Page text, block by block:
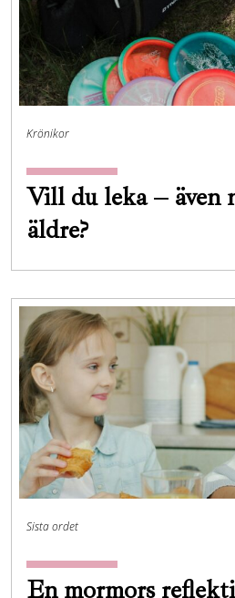
Krönikor
Vill du leka – även
äldre?
Sista ordet
En mormors